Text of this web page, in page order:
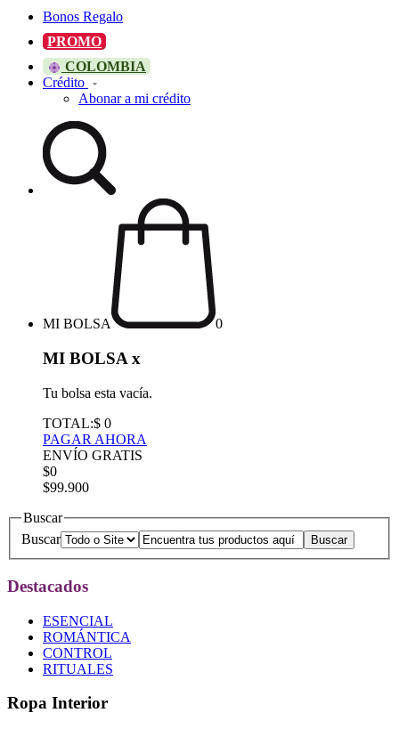
Bonos Regalo
PROMO
COLOMBIA
Crédito
Abonar a mi crédito
MI BOLSA 0
MI BOLSA x
Tu bolsa esta vacía.
TOTAL:$ 0
PAGAR AHORA
ENVÍO GRATIS
$0
$99.900
Buscar
Buscar
Destacados
ESENCIAL
ROMÁNTICA
CONTROL
RITUALES
Ropa Interior